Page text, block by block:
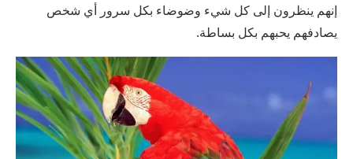
إنهم ينظرون إلى كل شيء وضوضاء بكل سرور أي شخص
يصادفهم يحبهم بكل بساطة.